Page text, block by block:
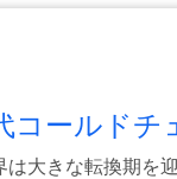
コールドチ
大きな転換期を